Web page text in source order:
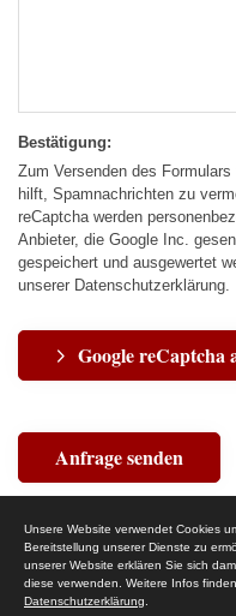
Bestätigung:
Zum Versenden des
hilft, Spamnachrichten zu
reCaptcha werden
Anbieter, die Google Inc.
gespeichert und ausgewertet
unserer Datenschutzerklärung.
Google reCaptcha
Unsere Website verwendet Cookies
Bereitstellung unserer Dienste zu
unserer Website erklären Sie sich
diese verwenden. Weitere Infos
Datenschutzerklärung